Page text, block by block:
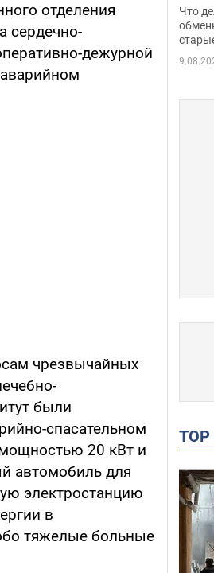
отделения
сердечно-
дежурной
чрезвычайных
были
спасательном
20 кВт и
автомобиль для
электростанцию
в
тяжелые больные
Что